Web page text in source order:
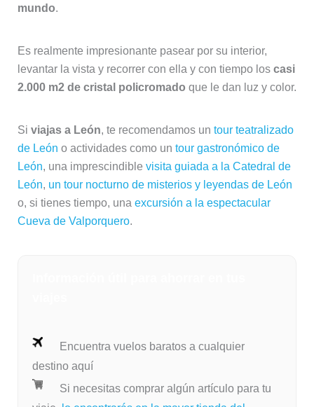
mundo.
Es realmente impresionante pasear por su interior,
levantar la vista y recorrer con ella y con tiempo los casi
2.000 m2 de cristal policromado que le dan luz y color.
Si viajas a León, te recomendamos un tour teatralizado
de León o actividades como un tour gastronómico de
León, una imprescindible visita guiada a la Catedral de
León, un tour nocturno de misterios y leyendas de León
o, si tienes tiempo, una excursión a la espectacular
Cueva de Valporquero.
Encuentra vuelos baratos a cualquier
destino aquí
Si necesitas comprar algún artículo para tu